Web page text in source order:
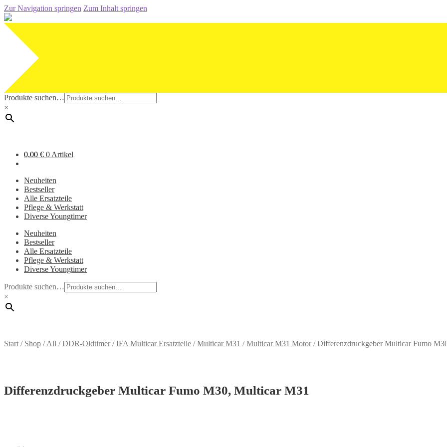
Zur Navigation springen Zum Inhalt springen
Produkte suchen…
×
0,00 € 0 Artikel
Neuheiten
Bestseller
Alle Ersatzteile
Pflege & Werkstatt
Diverse Youngtimer
Neuheiten
Bestseller
Alle Ersatzteile
Pflege & Werkstatt
Diverse Youngtimer
Produkte suchen…
×
Start / Shop /All /DDR-Oldtimer/IFA Multicar Ersatzteile /Multicar M31 /Multicar M31 Motor/Differenzdruckgeber Multicar Fumo
Differenzdruckgeber Multicar Fumo M30, Multicar M31